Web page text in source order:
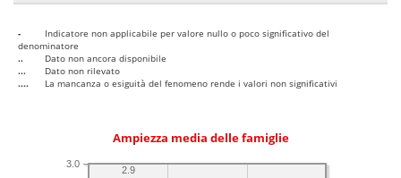
-
Indicatore non applicabile per valore nullo o poco significativo del
denominatore
..
Dato non ancora disponibile
...
Dato non rilevato
....
La mancanza o esiguità del fenomeno rende i valori non significativi
Ampiezza media delle famiglie
3.0
2.9